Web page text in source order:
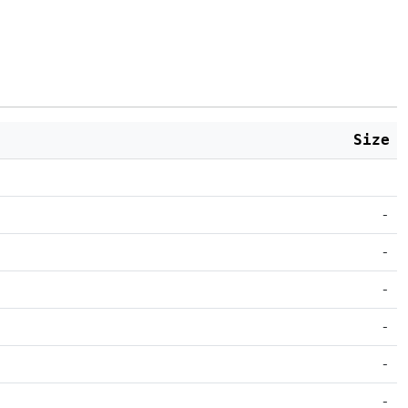
Size
-
-
-
-
-
-